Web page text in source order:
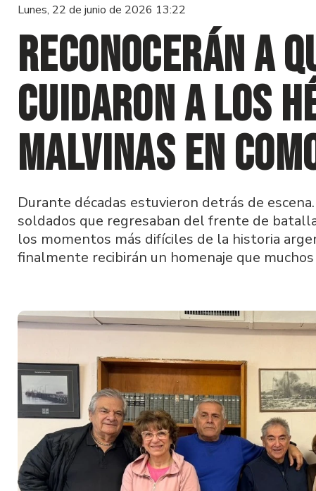
Lunes, 22 de junio de 2026 13:22
Reconocerán a
cuidaron a los
Malvinas en
Durante décadas estuvieron detrás de
soldados que regresaban del frente de
los momentos más difíciles de la historia
finalmente recibirán un homenaje que